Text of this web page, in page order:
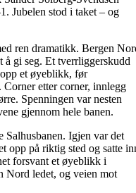
Jubelen stod i taket – og
ren dramatikk. Bergen
å gi seg. Et tverrliggerskudd
et øyeblikk, før
etter corner, innlegg
Spenningen var nesten
gjennom hele banen.
Salhusbanen. Igjen var det
opp på riktig sted og satte
forsvant et øyeblikk i
Nord ledet, og veien mot